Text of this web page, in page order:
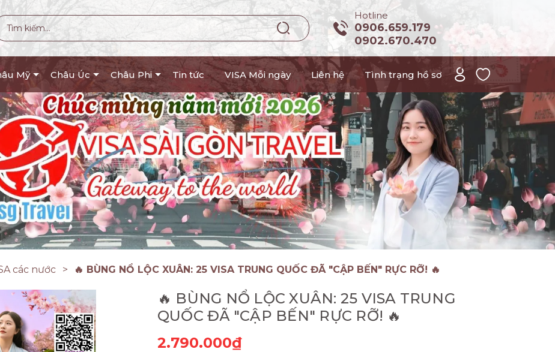
Hotline
0906.659.179
0902.670.470
Mỹ Châu Úc Châu Phi Tin tức VISA Mỗi ngày Liên hệ Tình trạng hồ sơ
các nước 🔥 BÙNG NỔ LỘC XUÂN: 25 VISA TRUNG QUỐC ĐÃ "CẬP BẾN" RỰC RỠ! 🔥
🔥 BÙNG NỔ LỘC XUÂN: 25 VISA TRUNG
QUỐC ĐÃ "CẬP BẾN" RỰC RỠ! 🔥
2.790.000₫